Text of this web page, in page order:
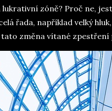
lukrativní zóně? Proč ne,
řada, například velký
změna vítané